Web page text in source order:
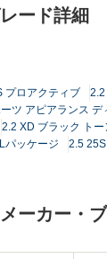
ード詳細
プロアクティブ 2.2
ツ アピアランス デ
2.2 XD ブラック ト
パッケージ 2.5
ーカー・